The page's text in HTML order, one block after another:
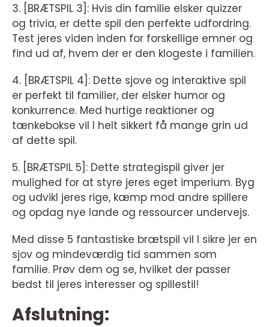
3. [BRÆTSPIL 3]: Hvis din familie elsker quizzer
og trivia, er dette spil den perfekte udfordring.
Test jeres viden inden for forskellige emner og
find ud af, hvem der er den klogeste i familien.
4. [BRÆTSPIL 4]: Dette sjove og interaktive spil
er perfekt til familier, der elsker humor og
konkurrence. Med hurtige reaktioner og
tænkebokse vil I helt sikkert få mange grin ud
af dette spil.
5. [BRÆTSPIL 5]: Dette strategispil giver jer
mulighed for at styre jeres eget imperium. Byg
og udvikl jeres rige, kæmp mod andre spillere
og opdag nye lande og ressourcer undervejs.
Med disse 5 fantastiske brætspil vil I sikre jer en
sjov og mindeværdig tid sammen som
familie. Prøv dem og se, hvilket der passer
bedst til jeres interesser og spillestil!
Afslutning: